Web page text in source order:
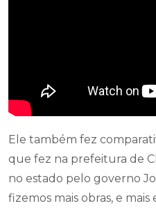
Ele também fez
que fez na prefeitura de
no estado pelo governo
fizemos mais obras, e mais